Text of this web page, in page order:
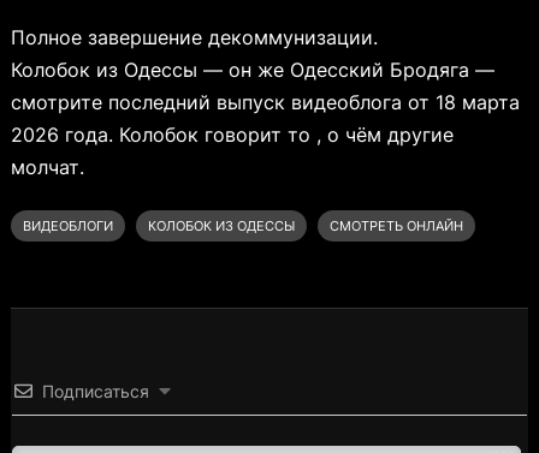
Полное завершение декоммунизации.
Колобок из Одессы — он же Одесский Бродяга —
смотрите последний выпуск видеоблога от 18 марта
2026 года. Колобок говорит то , о чём другие
молчат.
ВИДЕОБЛОГИ КОЛОБОК ИЗ ОДЕССЫ СМОТРЕТЬ ОНЛАЙН
Подписаться